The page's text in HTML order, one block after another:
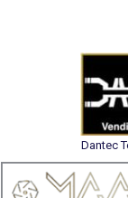
Dantec